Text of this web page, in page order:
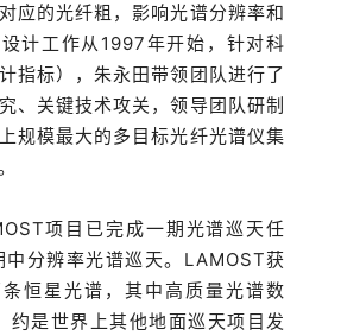
应的光纤粗，影响光谱分辨率和
计工作从1997年开始，针对科
指标），朱永田带领团队进行了
、关键技术攻关，领导团队研制
规模最大的多目标光纤光谱仪集
项目已完成一期光谱巡天任
中分辨率光谱巡天。LAMOST获
恒星光谱，其中高质量光谱数
约是世界上其他地面巡天项目发